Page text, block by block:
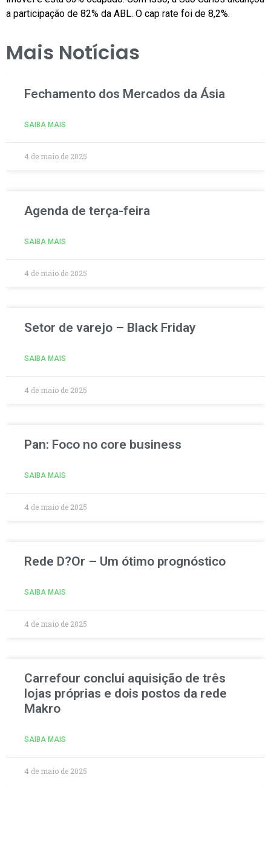
a participação de 82% da ABL. O cap rate foi de 8,2%.
Mais Notícias
Fechamento dos Mercados da Ásia
SAIBA MAIS
4 de maio de 2025
Agenda de terça-feira
SAIBA MAIS
4 de maio de 2025
Setor de varejo – Black Friday
SAIBA MAIS
4 de maio de 2025
Pan: Foco no core business
SAIBA MAIS
4 de maio de 2025
Rede D?Or – Um ótimo prognóstico
SAIBA MAIS
4 de maio de 2025
Carrefour conclui aquisição de três
lojas próprias e dois postos da rede
Makro
SAIBA MAIS
4 de maio de 2025